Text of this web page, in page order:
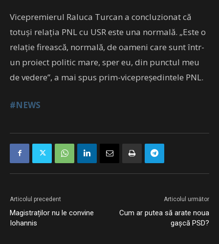
Vicepremierul Raluca Turcan a concluzionat că
totuşi relaţia PNL cu USR este una normală. „Este o
relaţie firească, normală, de oameni care sunt într-
un proiect politic mare, sper eu, din punctul meu
de vedere”, a mai spus prim-vicepreşedintele PNL.
#NEWS
Articolul precedent
Magistraților nu le convine
Iohannis
Articolul următor
Cum ar putea să arate noua
gașcă PSD?